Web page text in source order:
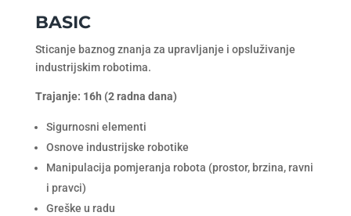
BASIC
Sticanje baznog znanja za upravljanje i opsluživanje
industrijskim robotima.
Trajanje: 16h (2 radna dana)
Sigurnosni elementi
Osnove industrijske robotike
Manipulacija pomjeranja robota (prostor, brzina, ravni
i pravci)
Greške u radu